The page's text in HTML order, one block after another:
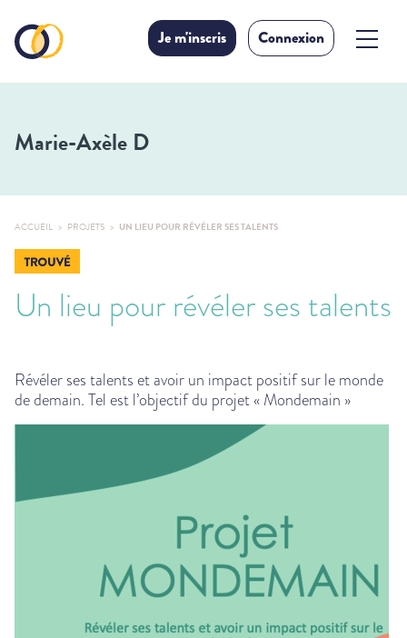
Je m'inscris Connexion
Marie-Axèle D
ACCUEIL PROJETS UN LIEU POUR RÉVÉLER SES TALENTS
Un lieu pour révéler ses talents
Révéler ses talents et avoir un impact positif sur le monde
de demain. Tel est l’objectif du projet « Mondemain »